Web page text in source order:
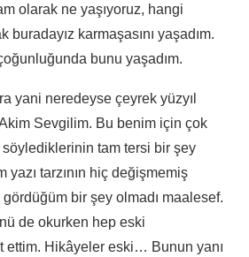
olarak ne yaşıyoruz, hangi
buradayız karmaşasını yaşadım.
bunu yaşadım.
yani neredeyse çeyrek yüzyıl
Sevgilim. Bu benim için çok
söylediklerinin tam tersi bir şey
yazı tarzının hiç değişmemiş
bir şey olmadı maalesef.
de okurken hep eski
ettim. Hikâyeler eski… Bunun yanı